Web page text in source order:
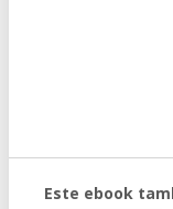
Este ebook